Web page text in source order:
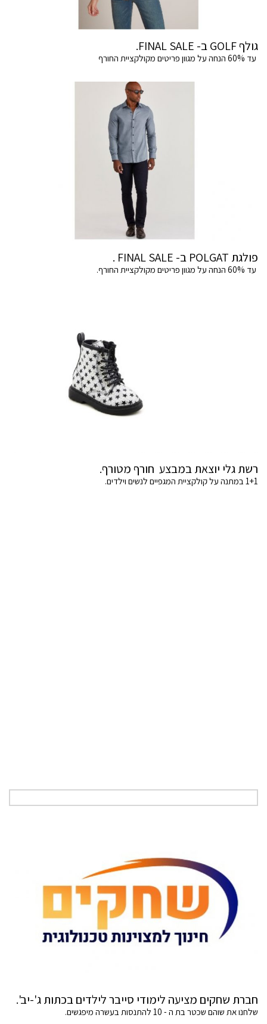
גולף GOLF ב- FINAL SALE.
עד 60% הנחה על מגוון פריטים מקולקציית החורף
פולגת POLGAT ב- FINAL SALE .
עד 60% הנחה על מגוון פריטים מקולקציית החורף.
רשת גלי יוצאת במבצע חורף מטורף.
1+1 במתנה על קולקציית המגפיים לנשים וילדים.
חברת שחקים מציעה לימודי סייבר לילדים בכתות ג'-יב'.
שלחנו את שוהם שכטר בת ה - 10 להתנסות בעשרה מיפגשים.